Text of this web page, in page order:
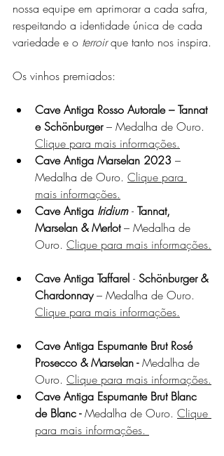
nossa equipe em aprimorar a cada safra,
respeitando a identidade única de cada
variedade e o terroir que tanto nos inspira.
Os vinhos premiados:
Cave Antiga Rosso Autorale – Tannat
e Schönburger – Medalha de Ouro.
Clique para mais informações.
Cave Antiga Marselan 2023 –
Medalha de Ouro. Clique para
mais informações.
Cave Antiga Iridium - Tannat,
Marselan & Merlot – Medalha de
Ouro. Clique para mais informações.
Cave Antiga Taffarel - Schönburger &
Chardonnay – Medalha de Ouro.
Clique para mais informações.
Cave Antiga Espumante Brut Rosé
Prosecco & Marselan - Medalha de
Ouro. Clique para mais informações.
Cave Antiga Espumante Brut Blanc
de Blanc - Medalha de Ouro. Clique
para mais informações.